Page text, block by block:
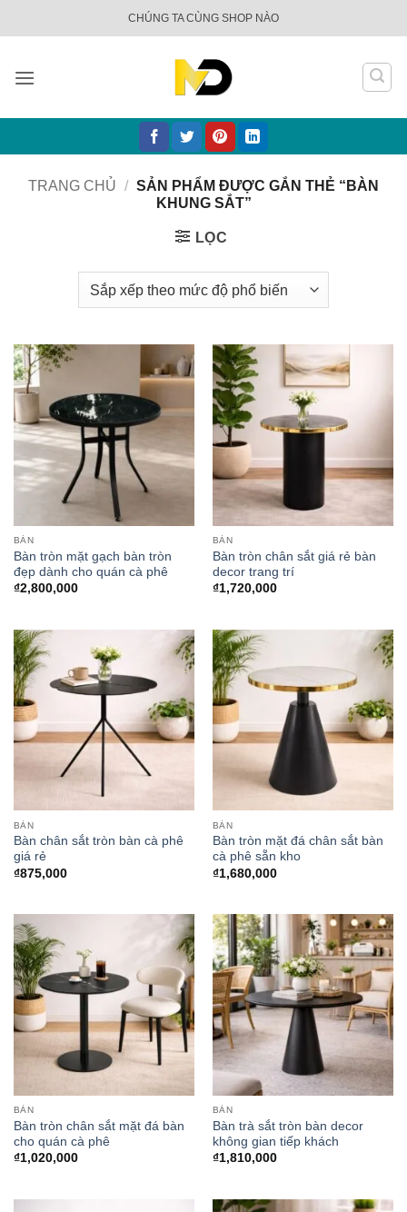
qua
dung
CHÚNG TA CÙNG SHOP NÀO
TRANG CHỦ / SẢN PHẨM ĐƯỢC GẮN THẺ “BÀN
KHUNG SẮT”
LỌC
BÀN
Bàn tròn mặt gạch bàn tròn
đẹp dành cho quán cà phê
₫2,800,000
BÀN
Bàn tròn chân sắt giá rẻ bàn
decor trang trí
₫1,720,000
BÀN
Bàn chân sắt tròn bàn cà phê
giá rẻ
₫875,000
BÀN
Bàn tròn mặt đá chân sắt bàn
cà phê sẵn kho
₫1,680,000
BÀN
Bàn tròn chân sắt mặt đá bàn
cho quán cà phê
₫1,020,000
BÀN
Bàn trà sắt tròn bàn decor
không gian tiếp khách
₫1,810,000